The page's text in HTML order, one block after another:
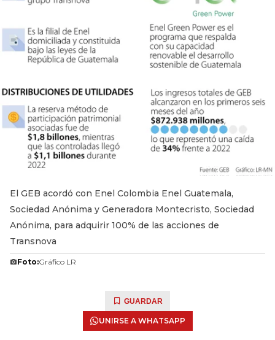
El GEB acordó con Enel Colombia Enel Guatemala,
Sociedad Anónima y Generadora Montecristo, Sociedad
Anónima, para adquirir 100% de las acciones de
Transnova
Foto:Gráfico LR
GUARDAR
UNIRSE A WHATSAPP